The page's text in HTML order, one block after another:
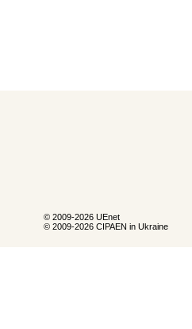
© 2009-2026 UEnet
© 2009-2026 CIPAEN in Ukraine